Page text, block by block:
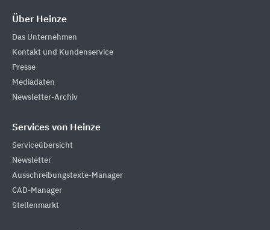
Über Heinze
Das Unternehmen
Kontakt und Kundenservice
Presse
Mediadaten
Newsletter-Archiv
Services von Heinze
Serviceübersicht
Newsletter
Ausschreibungstexte-Manager
CAD-Manager
Stellenmarkt